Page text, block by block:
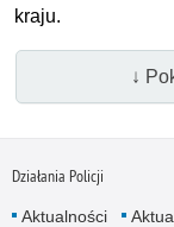
kraju.
↓
Działania Policji
Aktualności